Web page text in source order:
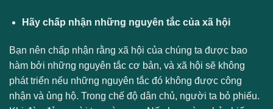
Hãy chấp nhận những nguyên tắc của xã hội
Bạn nên chấp nhận rằng xã hội của chúng ta được bao
hàm bởi những nguyên tắc cơ bản, và xã hội sẽ không
phát triển nếu những nguyên tắc đó không được công
nhận và ủng hộ. Trong chế độ dân chủ, người ta bỏ phiếu.